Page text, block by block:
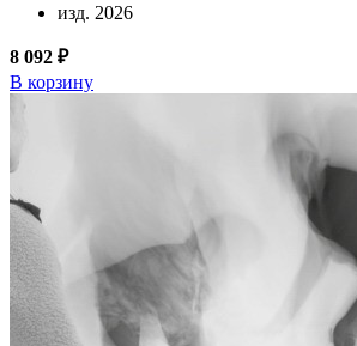
изд. 2026
8 092 ₽
В корзину